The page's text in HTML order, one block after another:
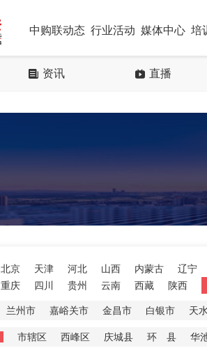
中购联动态 行业活动 媒体中心 培
资讯 直播
北京 天津 河北 山西 内蒙古
辽宁
重庆 四川 贵州 云南 西藏 陕西
兰州市 嘉峪关市 金昌市 白银市 天
市辖区 西峰区 庆城县 环 县 华